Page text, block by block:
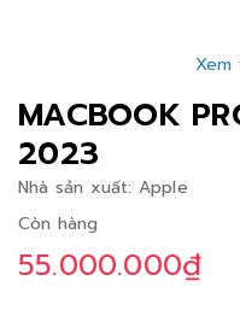
MACBOOK
2023
Nhà sản xuất: Apple
Còn hàng
55.000.000₫